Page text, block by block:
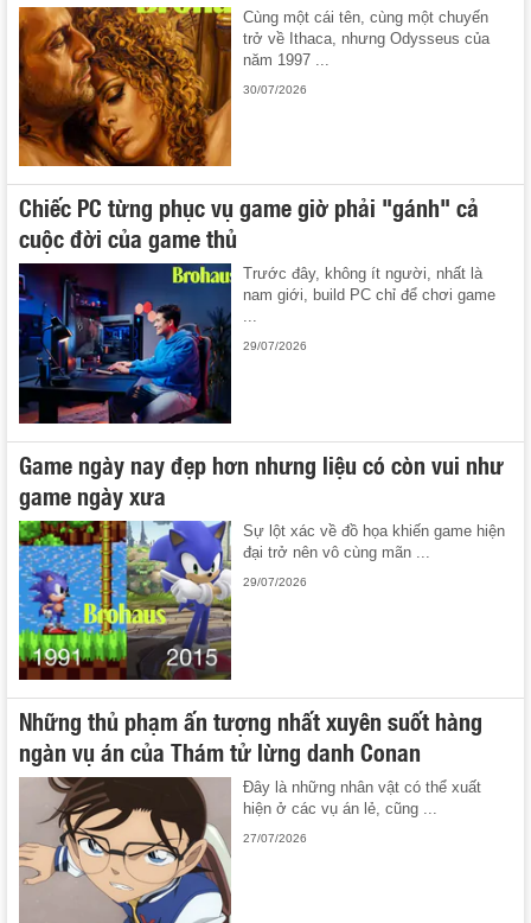
Cùng một cái tên, cùng một chuyến
trở về Ithaca, nhưng Odysseus của
năm 1997 ...
30/07/2026
Chiếc PC từng phục vụ game giờ phải "gánh" cả
cuộc đời của game thủ
Trước đây, không ít người, nhất là
nam giới, build PC chỉ để chơi game
...
29/07/2026
Game ngày nay đẹp hơn nhưng liệu có còn vui như
game ngày xưa
Sự lột xác về đồ họa khiến game hiện
đại trở nên vô cùng mãn ...
29/07/2026
Những thủ phạm ấn tượng nhất xuyên suốt hàng
ngàn vụ án của Thám tử lừng danh Conan
Đây là những nhân vật có thể xuất
hiện ở các vụ án lẻ, cũng ...
27/07/2026